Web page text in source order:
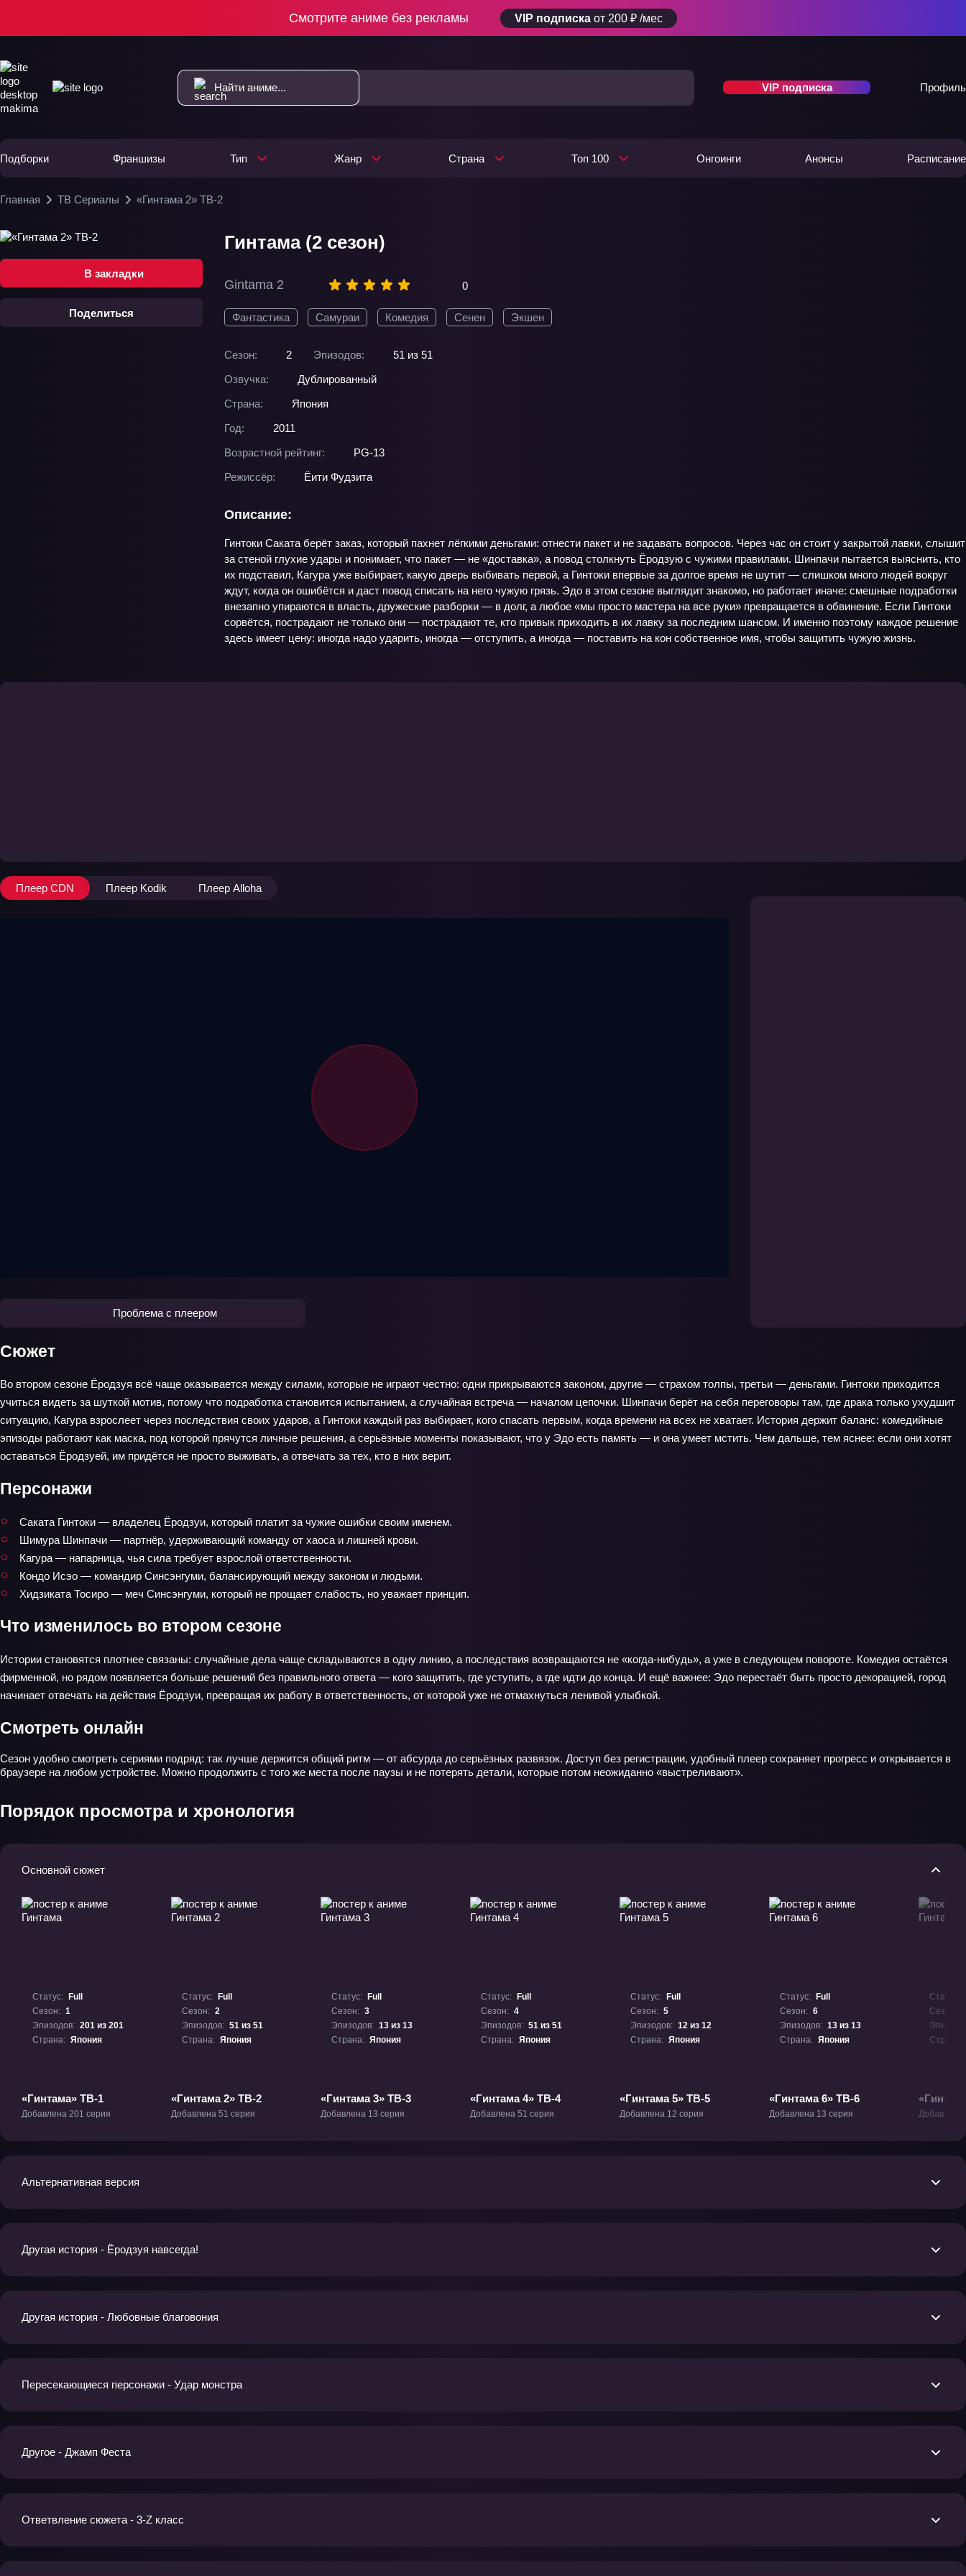
Смотрите аниме без рекламы VIP подписка от 200 ₽ /мес
VIP подписка Профиль
Подборки Франшизы Тип Жанр Страна Топ 100 Онгоинги Анонсы Расписание
Главная ТВ Сериалы «Гинтама 2» ТВ-2
В закладки
Поделиться
Гинтама (2 сезон)
Gintama 2 0
Фантастика Самураи Комедия Сенен Экшен
Сезон: 2 Эпизодов:
51 из 51
Озвучка:
Дублированный
Страна:
Япония
Год:
2011
Возрастной рейтинг:
PG-13
Режиссёр:
Ёити Фудзита
Описание:
Гинтоки Саката берёт заказ, который пахнет лёгкими деньгами: отнести пакет и не задавать вопросов. Через час он стоит у закрытой лавки, слышит
за стеной глухие удары и понимает, что пакет — не «доставка», а повод столкнуть Ёродзую с чужими правилами. Шинпачи пытается выяснить, кто
их подставил, Кагура уже выбирает, какую дверь выбивать первой, а Гинтоки впервые за долгое время не шутит — слишком много людей вокруг
ждут, когда он ошибётся и даст повод списать на него чужую грязь. Эдо в этом сезоне выглядит знакомо, но работает иначе: смешные подработки
внезапно упираются в власть, дружеские разборки — в долг, а любое «мы просто мастера на все руки» превращается в обвинение. Если Гинтоки
сорвётся, пострадают не только они — пострадают те, кто привык приходить в их лавку за последним шансом. И именно поэтому каждое решение
здесь имеет цену: иногда надо ударить, иногда — отступить, а иногда — поставить на кон собственное имя, чтобы защитить чужую жизнь.
Плеер CDN Плеер Kodik Плеер Alloha
Проблема с плеером
Сюжет
Во втором сезоне Ёродзуя всё чаще оказывается между силами, которые не играют честно: одни прикрываются законом, другие — страхом толпы, третьи — деньгами. Гинтоки приходится
учиться видеть за шуткой мотив, потому что подработка становится испытанием, а случайная встреча — началом цепочки. Шинпачи берёт на себя переговоры там, где драка только ухудшит
ситуацию, Кагура взрослеет через последствия своих ударов, а Гинтоки каждый раз выбирает, кого спасать первым, когда времени на всех не хватает. История держит баланс: комедийные
эпизоды работают как маска, под которой прячутся личные решения, а серьёзные моменты показывают, что у Эдо есть память — и она умеет мстить. Чем дальше, тем яснее: если они хотят
оставаться Ёродзуей, им придётся не просто выживать, а отвечать за тех, кто в них верит.
Персонажи
Саката Гинтоки — владелец Ёродзуи, который платит за чужие ошибки своим именем.
Шимура Шинпачи — партнёр, удерживающий команду от хаоса и лишней крови.
Кагура — напарница, чья сила требует взрослой ответственности.
Кондо Исэо — командир Синсэнгуми, балансирующий между законом и людьми.
Хидзиката Тосиро — меч Синсэнгуми, который не прощает слабость, но уважает принцип.
Что изменилось во втором сезоне
Истории становятся плотнее связаны: случайные дела чаще складываются в одну линию, а последствия возвращаются не «когда‑нибудь», а уже в следующем повороте. Комедия остаётся
фирменной, но рядом появляется больше решений без правильного ответа — кого защитить, где уступить, а где идти до конца. И ещё важнее: Эдо перестаёт быть просто декорацией, город
начинает отвечать на действия Ёродзуи, превращая их работу в ответственность, от которой уже не отмахнуться ленивой улыбкой.
Смотреть онлайн
Сезон удобно смотреть сериями подряд: так лучше держится общий ритм — от абсурда до серьёзных развязок. Доступ без регистрации, удобный плеер сохраняет прогресс и открывается в
браузере на любом устройстве. Можно продолжить с того же места после паузы и не потерять детали, которые потом неожиданно «выстреливают».
Порядок просмотра и хронология
Основной сюжет
Статус:
Full
Сезон: 1
Эпизодов: 201 из 201
Страна: Япония
«Гинтама» ТВ-1
Добавлена 201 серия
Статус:
Full
Сезон: 2
Эпизодов: 51 из 51
Страна: Япония
«Гинтама 2» ТВ-2
Добавлена 51 серия
Статус:
Full
Сезон: 3
Эпизодов: 13 из 13
Страна: Япония
«Гинтама 3» ТВ-3
Добавлена 13 серия
Статус:
Full
Сезон: 4
Эпизодов: 51 из 51
Страна: Япония
«Гинтама 4» ТВ-4
Добавлена 51 серия
Статус:
Full
Сезон: 5
Эпизодов: 12 из 12
Страна: Япония
«Гинтама 5» ТВ-5
Добавлена 12 серия
Статус:
Full
Сезон: 6
Эпизодов: 13 из 13
Страна: Япония
«Гинтама 6» ТВ-6
Добавлена 13 серия
Статус:
Сезон:
Страна:
Добавлена
Альтернативная версия
Другая история - Ёродзуя навсегда!
Другая история - Любовные благовония
Пересекающиеся персонажи - Удар монстра
Другое - Джамп Феста
Ответвление сюжета - 3-Z класс